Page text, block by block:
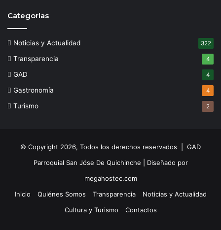
Categorias
Noticias y Actualidad 322
Transparencia 4
GAD 4
Gastronomía 4
Turismo 2
© Copyright 2026, Todos los derechos reservados | GAD
Parroquial San Jóse De Quichinche | Diseñado por
megahostec.com
Inicio
Quiénes Somos Transparencia
Noticias y Actualidad
Cultura y Turismo
Contactos